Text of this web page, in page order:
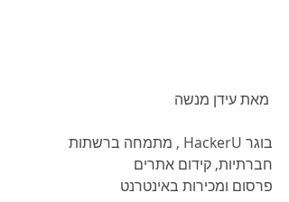
בוגר HackerU , מתמחה ברשתות
חברתיות, קידום אתרים
פרסום ומכירות באינטרנט